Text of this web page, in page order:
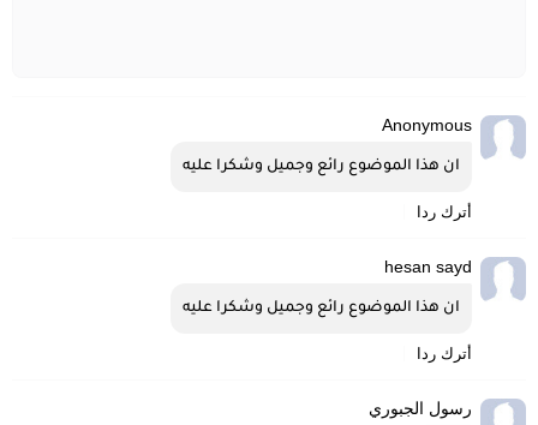
Anonymous
ان هذا الموضوع رائع وجميل وشكرا عليه
أترك ردا
hesan sayd
ان هذا الموضوع رائع وجميل وشكرا عليه
أترك ردا
رسول الجبوري